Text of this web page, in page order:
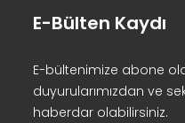
E-Bülten Kaydı
E-bültenimize abone
duyurularımızdan ve
haberdar olabilirsiniz.